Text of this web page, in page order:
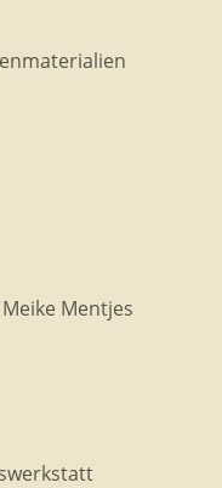
Mentjes